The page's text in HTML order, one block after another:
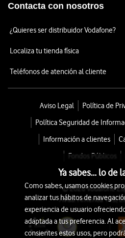
Contacta con nosotros
¿Quieres ser distribuidor Vodafone?
Localiza tu tienda física
Teléfonos de atención al cliente
Aviso Legal
Política de
Política Seguridad de
Información a clientes
Fondos Públicos
© 2026 Vodafone
Avda. América 115,
Ya sabes... lo de
Como sabes, usamos cookies
analizar tus hábitos de
experiencia de usuario
adaptada a tus preferencia. Al
consientes estos usos, pero